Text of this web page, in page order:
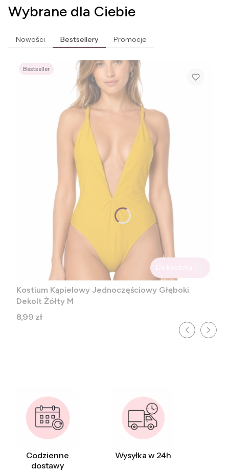
Wybrane dla Ciebie
Nowości Bestsellery Promocje
Bestseller
Kostium Kąpielowy Jednoczęściowy Głęboki
Dekolt Żółty M
Cena
8,99 zł
Codzienne
dostawy
Wysyłka w 24h